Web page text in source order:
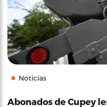
Noticias
Abonados de Cupey